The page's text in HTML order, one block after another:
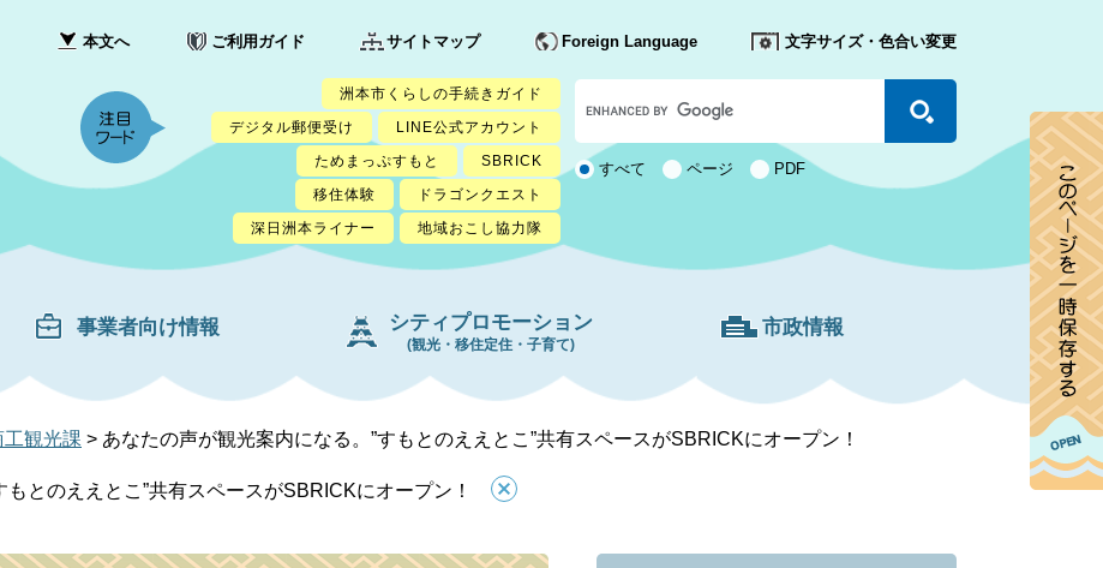
本文へ ご利用ガイド サイトマップ Foreign Language 文字サイズ・色合い変更
洲本市くらしの手続きガイド
デジタル郵便受け
LINE公式アカウント
ためまっぷすもと
SBRICK
移住体験
ドラゴンクエスト
深日洲本ライナー
地域おこし協力隊
カ
ス
タ
ム
検 すべて ページ PDF
事業者向け情報 シティプロモーション
(観光・移住定住・子育て)
市政情報
工観光課 > あなたの声が観光案内になる。”すもとのええとこ”共有スペースがSBRICKにオープン！
とのええとこ”共有スペースがSBRICKにオープン！